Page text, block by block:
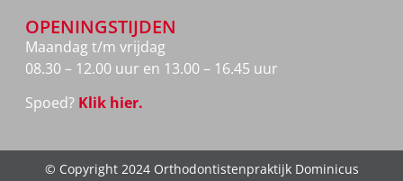
OPENINGSTIJDEN
Maandag t/m vrijdag
08.30 – 12.00 uur en 13.00 – 16.45 uur
Spoed? Klik hier.
© Copyright 2024 Orthodontistenpraktijk Dominicus